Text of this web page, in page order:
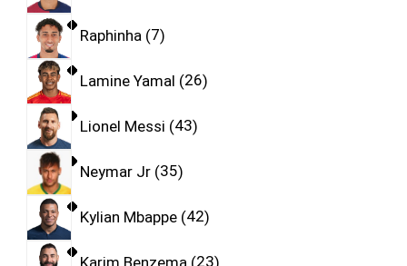
Raphinha 7
Lamine Yamal 26
Lionel Messi 43
Neymar Jr 35
Kylian Mbappe 42
Karim Benzema 23